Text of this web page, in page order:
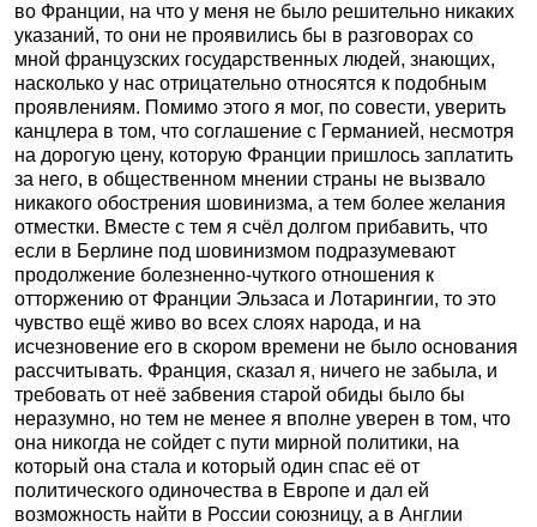
во Франции, на что у меня не было решительно никаких
указаний, то они не проявились бы в разговорах со
мной французских государственных людей, знающих,
насколько у нас отрицательно относятся к подобным
проявлениям. Помимо этого я мог, по совести, уверить
канцлера в том, что соглашение с Германией, несмотря
на дорогую цену, которую Франции пришлось заплатить
за него, в общественном мнении страны не вызвало
никакого обострения шовинизма, а тем более желания
отместки. Вместе с тем я счёл долгом прибавить, что
если в Берлине под шовинизмом подразумевают
продолжение болезненно-чуткого отношения к
отторжению от Франции Эльзаса и Лотарингии, то это
чувство ещё живо во всех слоях народа, и на
исчезновение его в скором времени не было основания
рассчитывать. Франция, сказал я, ничего не забыла, и
требовать от неё забвения старой обиды было бы
неразумно, но тем не менее я вполне уверен в том, что
она никогда не сойдет с пути мирной политики, на
который она стала и который один спас её от
политического одиночества в Европе и дал ей
возможность найти в России союзницу, а в Англии